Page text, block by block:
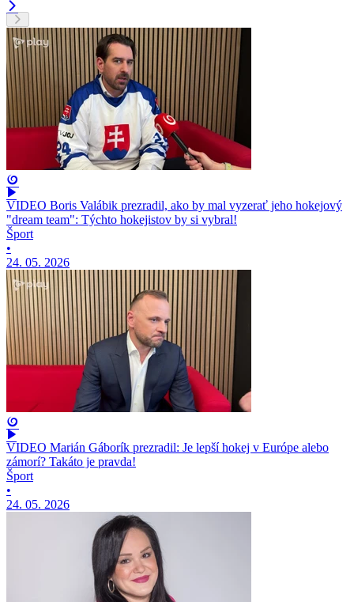
VIDEO Boris Valábik prezradil, ako by mal vyzerať jeho hokejový
"dream team": Týchto hokejistov by si vybral!
Šport
•
24. 05. 2026
VIDEO Marián Gáborík prezradil: Je lepší hokej v Európe alebo
zámorí? Takáto je pravda!
Šport
•
24. 05. 2026